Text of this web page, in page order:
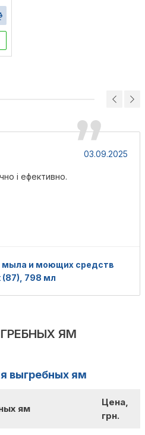
03.09.2025
і ефективно.
мыла и моющих средств
(87), 798 мл
ЯМ
выгребных ям
ям
Цена,
грн.